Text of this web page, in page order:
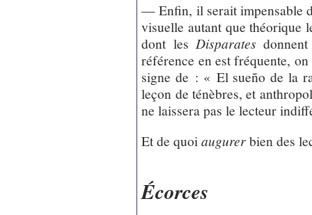
— Enfin, il serait impensable
visuelle autant que théorique
dont les Disparates
référence en est fréquente,
signe de : « El sueño de la
leçon de ténèbres, et
ne laissera pas le lecteur
Et de quoiaugurerbien des
Écorces